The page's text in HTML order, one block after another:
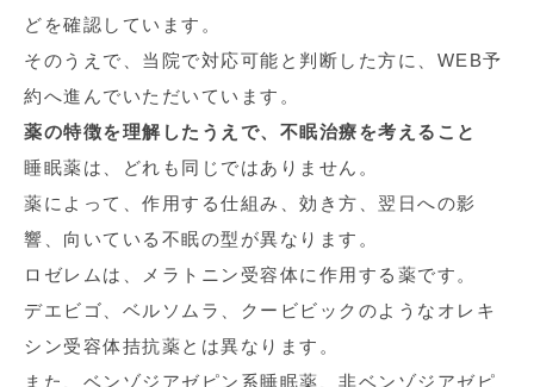
どを確認しています。
そのうえで、当院で対応可能と判断した方に、WEB予
約へ進んでいただいています。
薬の特徴を理解したうえで、不眠治療を考えること
睡眠薬は、どれも同じではありません。
薬によって、作用する仕組み、効き方、翌日への影
響、向いている不眠の型が異なります。
ロゼレムは、メラトニン受容体に作用する薬です。
デエビゴ、ベルソムラ、クービビックのようなオレキ
シン受容体拮抗薬とは異なります。
また、ベンゾジアゼピン系睡眠薬、非ベンゾジアゼピ